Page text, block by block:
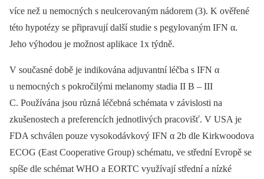
více než u nemocných s neulcerovaným nádorem (3). K ověřené
této hypotézy se připravují další studie s pegylovaným IFN α.
Jeho výhodou je možnost aplikace 1x týdně.
V současné době je indikována adjuvantní léčba s IFN α
u nemocných s pokročilými melanomy stadia II B –⁠ III
C. Používána jsou různá léčebná schémata v závislosti na
zkušenostech a preferencích jednotlivých pracovišť. V USA je
FDA schválen pouze vysokodávkový IFN α 2b dle Kirkwoodova
ECOG (East Cooperative Group) schématu, ve střední Evropě se
spíše dle schémat WHO a EORTC využívají střední a nízké